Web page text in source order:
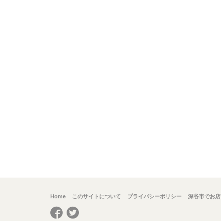
Home このサイトについて プライバシーポリシー 深谷市でお
Facebook
Twitter